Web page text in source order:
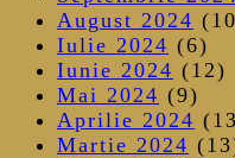
August 2024
Iulie 2024 (6)
Iunie 2024 (12)
Mai 2024 (9)
Aprilie 2024
Martie 2024